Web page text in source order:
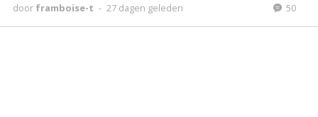
door framboise-t - 27 dagen geleden 50